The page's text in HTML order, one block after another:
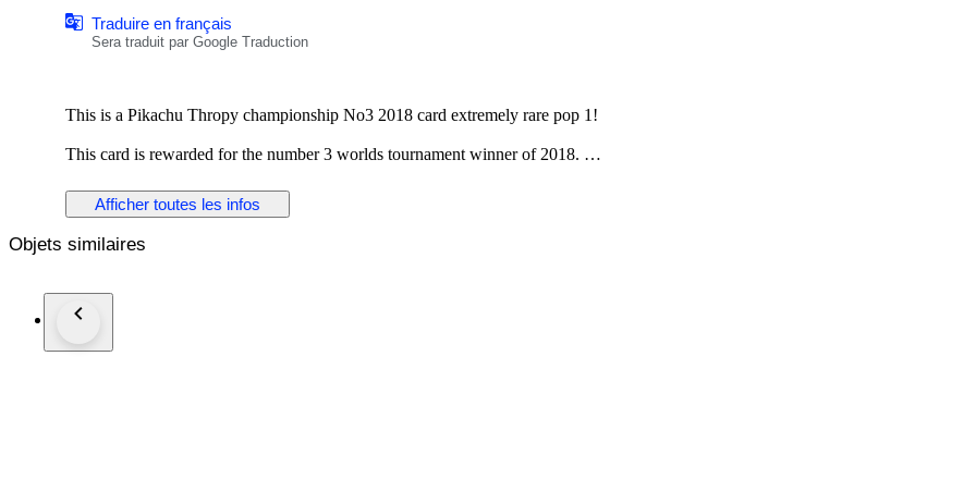
Traduire en français
Sera traduit par Google Traduction
This is a Pikachu Thropy championship No3 2018 card extremely rare pop 1!
This card is rewarded for the number 3 worlds tournament winner of 2018.
Als u nog vragen heeft over uw bestelling of als er iets is waarmee we u kunnen helpen, aarzel dan niet om contact met ons op te
nemen. We staan klaar om u van dienst te zijn.
Nogmaals bedankt voor uw aankoop!
Met vriendelijke groet,
Afficher toutes les infos
Objets similaires